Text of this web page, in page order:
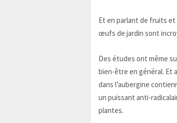
Et en parlant de fruits
œufs de jardin sont
Des études ont même
bien-être en général. Et
dans l’aubergine
un puissant anti-
plantes.